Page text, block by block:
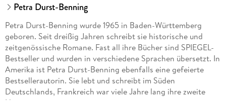
Petra Durst-Benning
Petra Durst-Benning wurde 1965 in Baden-Württemberg
geboren. Seit dreißig Jahren schreibt sie historische und
zeitgenössische Romane. Fast all ihre Bücher sind SPIEGEL-
Bestseller und wurden in verschiedene Sprachen übersetzt. In
Amerika ist Petra Durst-Benning ebenfalls eine gefeierte
Bestsellerautorin. Sie lebt und schreibt im Süden
Deutschlands, Frankreich war viele Jahre lang ihre zweite